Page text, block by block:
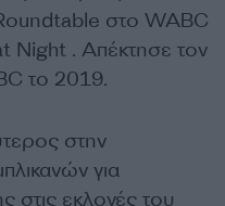
στο WABC
Night . Απέκτησε τον
το 2019.
στην
για
εκλογές του